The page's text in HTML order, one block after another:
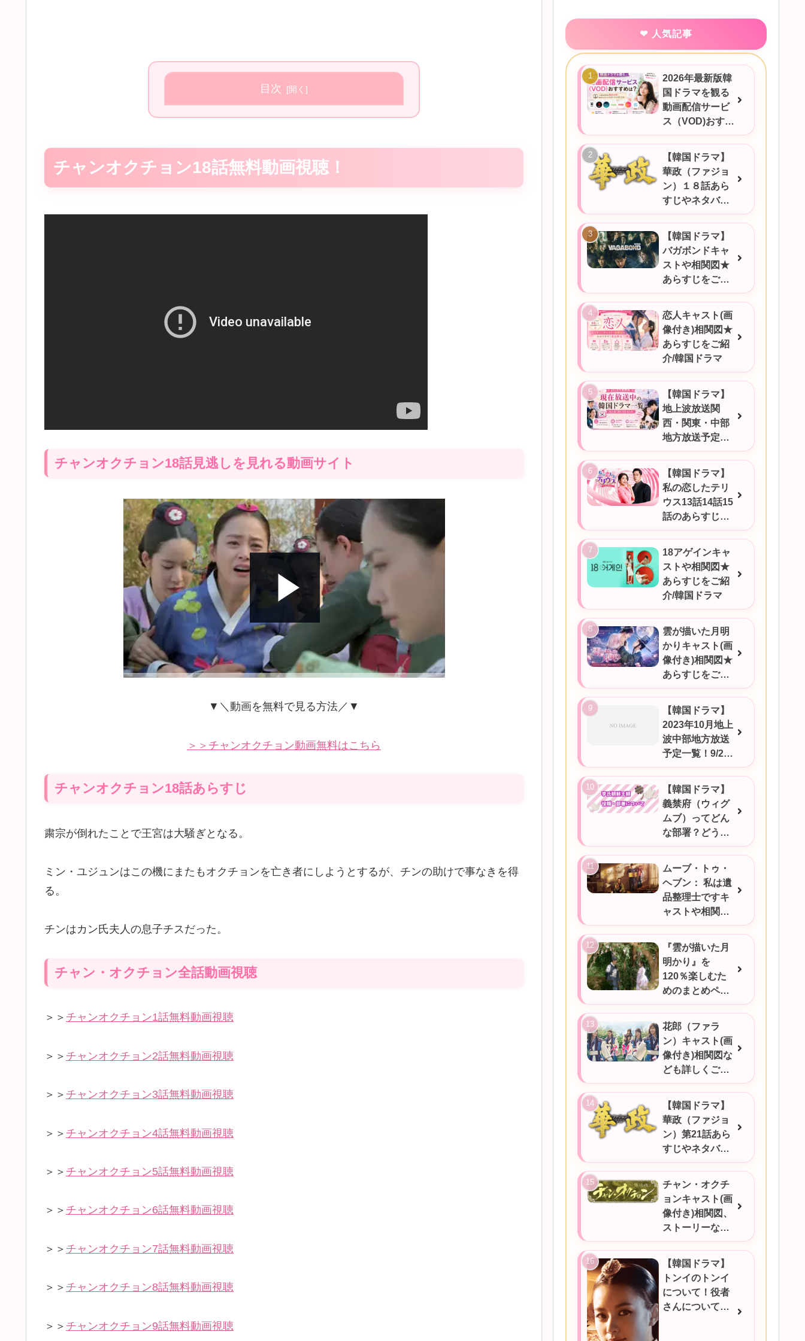
目次
チャンオクチョン18話無料動画視聴！
チャンオクチョン18話見逃しを見れる動画サイト
▼＼動画を無料で見る方法／▼
＞＞チャンオクチョン動画無料はこちら
チャンオクチョン18話あらすじ
粛宗が倒れたことで王宮は大騒ぎとなる。
ミン・ユジュンはこの機にまたもオクチョンを亡き者にしようとするが、チンの助けで事なきを得
る。
チンはカン氏夫人の息子チスだった。
チャン・オクチョン全話動画視聴
＞＞ チャンオクチョン1話無料動画視聴
＞＞ チャンオクチョン2話無料動画視聴
＞＞ チャンオクチョン3話無料動画視聴
＞＞ チャンオクチョン4話無料動画視聴
＞＞ チャンオクチョン5話無料動画視聴
＞＞ チャンオクチョン6話無料動画視聴
＞＞ チャンオクチョン7話無料動画視聴
＞＞ チャンオクチョン8話無料動画視聴
＞＞ チャンオクチョン9話無料動画視聴
人気記事
2026年最新版韓
国ドラマを観る
動画配信サービ
ス（VOD)おすす
めは？
【韓国ドラマ】
華政（ファジョ
ン）１８話あら
すじやネタバ
レ、感想など！
【韓国ドラマ】
バガボンドキャ
ストや相関図★
あらすじをご紹
介
恋人キャスト(画
像付き)相関図★
あらすじをご紹
介/韓国ドラマ
【韓国ドラマ】
地上波放送関
西・関東・中部
地方放送予定一
覧！2026年6月
17日更新
【韓国ドラマ】
私の恋したテリ
ウス13話14話15
話のあらすじを
ご紹介！
18アゲインキャ
ストや相関図★
あらすじをご紹
介/韓国ドラマ
雲が描いた月明
かりキャスト(画
像付き)相関図★
あらすじをご紹
介/韓国ドラマ
【韓国ドラマ】
2023年10月地上
波中部地方放送
予定一覧！9/25
更新
【韓国ドラマ】
義禁府（ウィグ
ムブ）ってどん
な部署？どうい
うときに対応す
るの？
ムーブ・トゥ・
ヘブン： 私は遺
品整理士ですキ
ャストや相関図
★あらすじをご
紹介/韓国ドラマ
『雲が描いた月
明かり』を
120％楽しむた
めのまとめペー
ジ
花郎（ファラ
ン）キャスト(画
像付き)相関図な
ども詳しくご紹
介★
【韓国ドラマ】
華政（ファジョ
ン）第21話あら
すじやネタバ
レ、感想など！
チャン・オクチ
ョンキャスト(画
像付き)相関図、
ストーリーなど
ご紹介★
【韓国ドラマ】
トンイのトンイ
について！役者
さんについても